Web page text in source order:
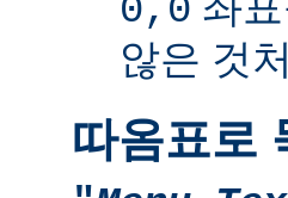
0,0
않은 것
따옴표로